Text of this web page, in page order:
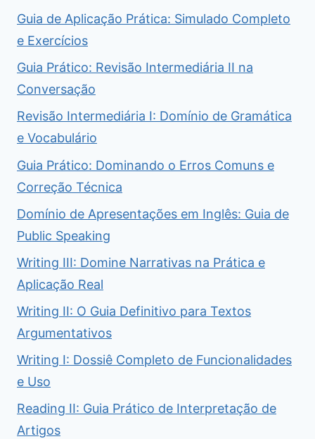
Guia de Aplicação Prática: Simulado Completo
e Exercícios
Guia Prático: Revisão Intermediária II na
Conversação
Revisão Intermediária I: Domínio de Gramática
e Vocabulário
Guia Prático: Dominando o Erros Comuns e
Correção Técnica
Domínio de Apresentações em Inglês: Guia de
Public Speaking
Writing III: Domine Narrativas na Prática e
Aplicação Real
Writing II: O Guia Definitivo para Textos
Argumentativos
Writing I: Dossiê Completo de Funcionalidades
e Uso
Reading II: Guia Prático de Interpretação de
Artigos